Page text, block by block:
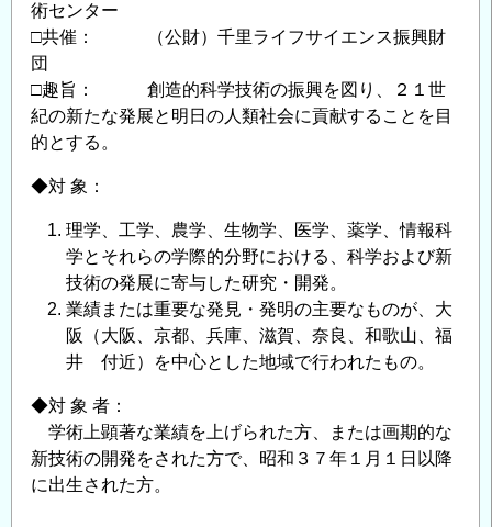
術センター
□共催： （公財）千里ライフサイエンス振興財
団
□趣旨： 創造的科学技術の振興を図り、２１世
紀の新たな発展と明日の人類社会に貢献することを目
的とする。
◆対 象：
理学、工学、農学、生物学、医学、薬学、情報科
学とそれらの学際的分野における、科学および新
技術の発展に寄与した研究・開発。
業績または重要な発見・発明の主要なものが、大
阪（大阪、京都、兵庫、滋賀、奈良、和歌山、福
井 付近）を中心とした地域で行われたもの。
◆対 象 者：
学術上顕著な業績を上げられた方、または画期的な
新技術の開発をされた方で、昭和３７年１月１日以降
に出生された方。